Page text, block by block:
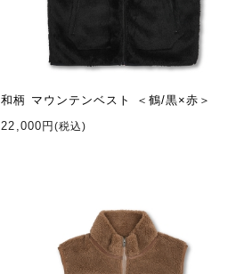
和柄 マウンテンベスト ＜鶴/黒×赤＞
22,000円(税込)